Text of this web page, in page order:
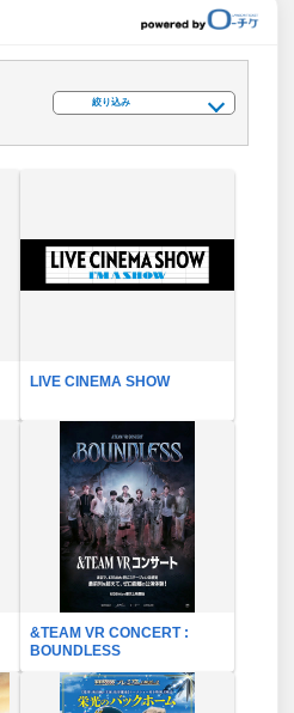
絞り込み
LIVE CINEMA SHOW
&TEAM VR CONCERT :
BOUNDLESS